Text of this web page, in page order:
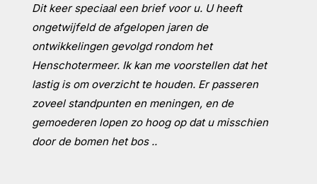
Dit keer speciaal een brief voor u. U heeft
ongetwijfeld de afgelopen jaren de
ontwikkelingen gevolgd rondom het
Henschotermeer. Ik kan me voorstellen dat het
lastig is om overzicht te houden. Er passeren
zoveel standpunten en meningen, en de
gemoederen lopen zo hoog op dat u misschien
door de bomen het bos ..